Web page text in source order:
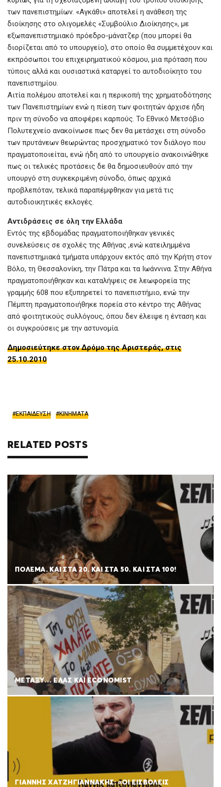
των πανεπιστημίων. «Αγκάθι» αποτελεί η ανάθεση της
διοίκησης στο ολιγομελές «Συμβούλιο Διοίκησης», με
εξωπανεπιστημιακό πρόεδρο-μάνατζερ (που μπορεί θα
διορίζεται από το υπουργείο), στο οποίο θα συμμετέχουν και
εκπρόσωποι του επιχειρηματικού κόσμου, μια πρόταση που
τύποις αλλά και ουσιαστικά καταργεί το αυτοδιοίκητο του
πανεπιστημίου.
Αιτία πολέμου αποτελεί και η περικοπή της χρηματοδότησης
των Πανεπιστημίων ενώ η πίεση των φοιτητών άρχισε ήδη
πριν τη σύνοδο να αποφέρει καρπούς. Το Εθνικό Μετσόβιο
Πολυτεχνείο ανακοίνωσε πως δεν θα μετάσχει στη σύνοδο
των πρυτάνεων θεωρώντας προσχηματικό τον διάλογο που
πραγματοποιείται, ενώ ήδη από το υπουργείο ανακοινώθηκε
πως οι τελικές προτάσεις δε θα δημοσιευθούν από την
υπουργό στη συγκεκριμένη σύνοδο, όπως αρχικά
προβλεπόταν, τελικά παραπέμφθηκαν για μετά τις
αυτοδιοικητικές εκλογές.
Αντιδράσεις σε όλη την Ελλάδα
Εντός της εβδομάδας πραγματοποιήθηκαν γενικές
συνελεύσεις σε σχολές της Αθήνας ,ενώ κατειλημμένα
πανεπιστημιακά τμήματα υπάρχουν εκτός από την Κρήτη στον
Βόλο, τη Θεσσαλονίκη, την Πάτρα και τα Ιωάννινα. Στην Αθήνα
πραγματοποιήθηκαν και καταλήψεις σε λεωφορεία της
γραμμής 608 που εξυπηρετεί το πανεπιστήμιο, ενώ την
Πέμπτη πραγματοποιήθηκε πορεία στο κέντρο της Αθήνας
από φοιτητικούς συλλόγους, όπου δεν έλειψε η ένταση και
οι συγκρούσεις με την αστυνομία.
Δημοσιεύτηκε στον Δρόμο της Αριστεράς, στις
25.10.2010
ΕΚΠΑΙΔΕΥΣΗ ΚΙΝΗΜΑΤΑ
RELATED POSTS
ΠΟΛΈΜΑ. ΚΑΙ ΣΤΑ 20. ΚΑΙ ΣΤΑ 50. ΚΑΙ ΣΤΑ 100!
ΜΕΤΑΞΥ… ΕΛΑΣ ΚΑΙ ECONOMIST
ΓΙΑΝΝΗΣ ΧΑΤΖΗΓΙΑΝΝΑΚΗΣ: «ΟΙ ΕΙΣΒΟΛΕΙΣ